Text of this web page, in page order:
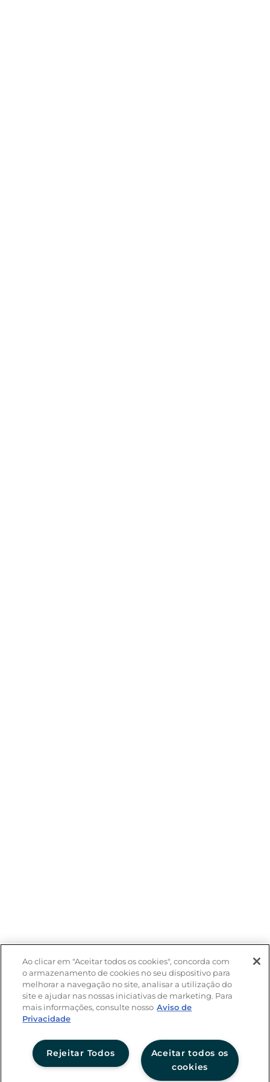
Ao clicar em "Aceitar todos os cookies", concorda com
o armazenamento de cookies no seu dispositivo para
melhorar a navegação no site, analisar a utilização do
site e ajudar nas nossas iniciativas de marketing. Para
mais informações, consulte nosso Aviso de
Privacidade
Aceitar todos os
cookies
Rejeitar Todos